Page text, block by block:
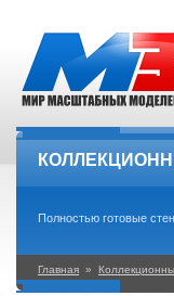
Полностью готовые
Главная »